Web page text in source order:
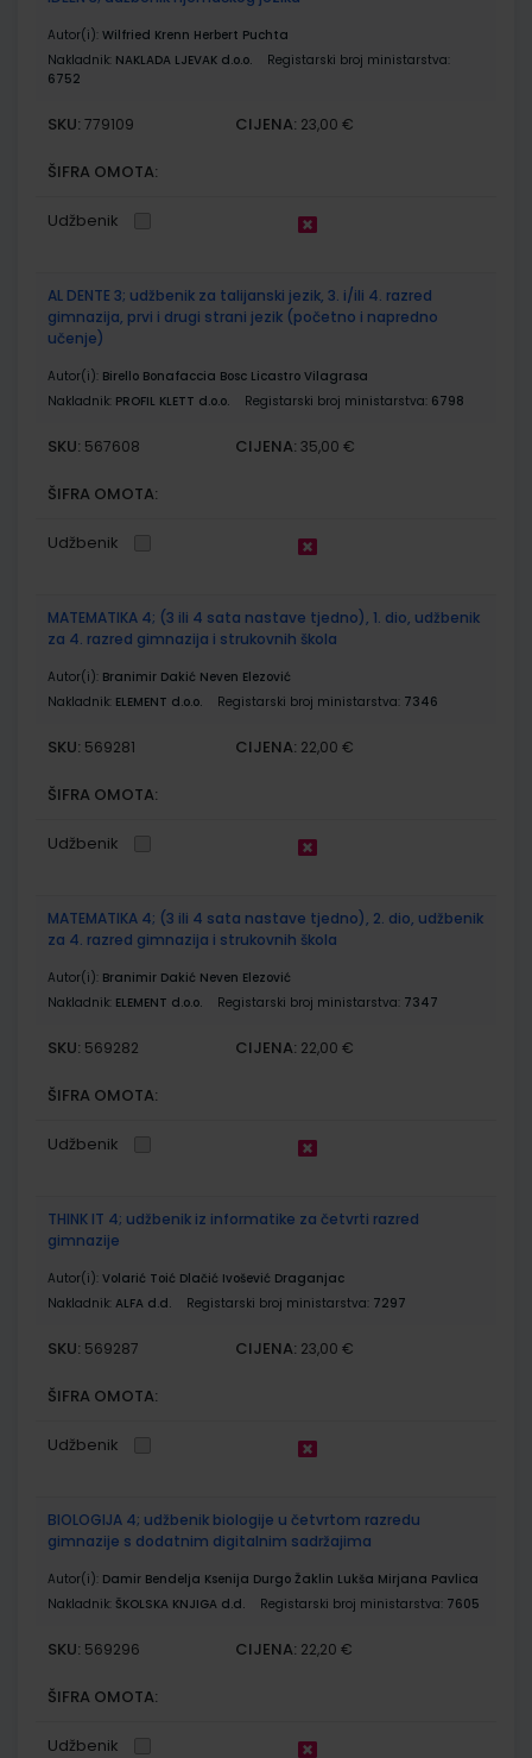
Autor(i): Wilfried Krenn Herbert Puchta
Nakladnik: NAKLADA LJEVAK d.o.o.
Registarski broj ministarstva:
6752
SKU: 779109 CIJENA: 23,00 €
ŠIFRA OMOTA:
Udžbenik
AL DENTE 3; udžbenik za talijanski jezik, 3. i/ili 4. razred
gimnazija, prvi i drugi strani jezik (početno i napredno
učenje)
Autor(i): Birello Bonafaccia Bosc Licastro Vilagrasa
Nakladnik: PROFIL KLETT d.o.o. Registarski broj ministarstva: 6798
SKU: 567608 CIJENA: 35,00 €
ŠIFRA OMOTA:
Udžbenik
MATEMATIKA 4; (3 ili 4 sata nastave tjedno), 1. dio, udžbenik
za 4. razred gimnazija i strukovnih škola
Autor(i): Branimir Dakić Neven Elezović
Nakladnik: ELEMENT d.o.o. Registarski broj ministarstva: 7346
SKU: 569281 CIJENA: 22,00 €
ŠIFRA OMOTA:
Udžbenik
MATEMATIKA 4; (3 ili 4 sata nastave tjedno), 2. dio, udžbenik
za 4. razred gimnazija i strukovnih škola
Autor(i): Branimir Dakić Neven Elezović
Nakladnik: ELEMENT d.o.o. Registarski broj ministarstva: 7347
SKU: 569282 CIJENA: 22,00 €
ŠIFRA OMOTA:
Udžbenik
THINK IT 4; udžbenik iz informatike za četvrti razred
gimnazije
Autor(i): Volarić Toić Dlačić Ivošević Draganjac
Nakladnik: ALFA d.d. Registarski broj ministarstva: 7297
SKU: 569287 CIJENA: 23,00 €
ŠIFRA OMOTA:
Udžbenik
BIOLOGIJA 4; udžbenik biologije u četvrtom razredu
gimnazije s dodatnim digitalnim sadržajima
Autor(i): Damir Bendelja Ksenija Durgo Žaklin Lukša Mirjana Pavlica
Nakladnik: ŠKOLSKA KNJIGA d.d. Registarski broj ministarstva: 7605
SKU: 569296 CIJENA: 22,20 €
ŠIFRA OMOTA:
Udžbenik